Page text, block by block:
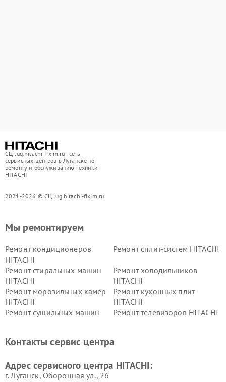
СЦ lug.hitachi-fixim.ru - сеть
сервисных центров в Луганске по
ремонту и обслуживанию техники
HITACHI
2021-2026 © СЦ lug.hitachi-fixim.ru
Мы ремонтируем
Ремонт кондиционеров
HITACHI
Ремонт сплит-систем HITACHI
Ремонт стиральных машин
HITACHI
Ремонт холодильников
HITACHI
Ремонт морозильных камер
HITACHI
Ремонт кухонных плит
HITACHI
Ремонт сушильных машин
Ремонт телевизоров HITACHI
данных HITACHI
HITACHI
HITACHI
HITACHI
Контакты сервис центра
Адрес сервисного центра HITACHI:
г. Луганск, Оборонная ул., 26